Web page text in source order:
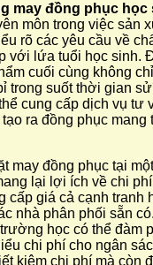
may đồng phục học
môn trong việc sản
rõ các yêu cầu về
với lứa tuổi học sinh.
cuối cùng không
trong suốt thời gian
cung cấp dịch vụ tư
ra đồng phục mang
may đồng phục tại
lại lợi ích về chi
cấp giá cả cạnh tranh
nhà phân phối sẵn
học có thể đàm
chi phí cho ngân
kiệm chi phí mà còn